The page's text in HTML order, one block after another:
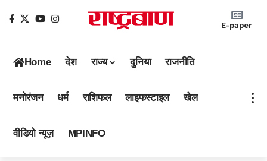
E-paper
Home देश राज्य दुनिया राजनीति
मनोरंजन धर्म राशिफल लाइफस्टाइल खेल
वीडियो न्यूज़ MPINFO